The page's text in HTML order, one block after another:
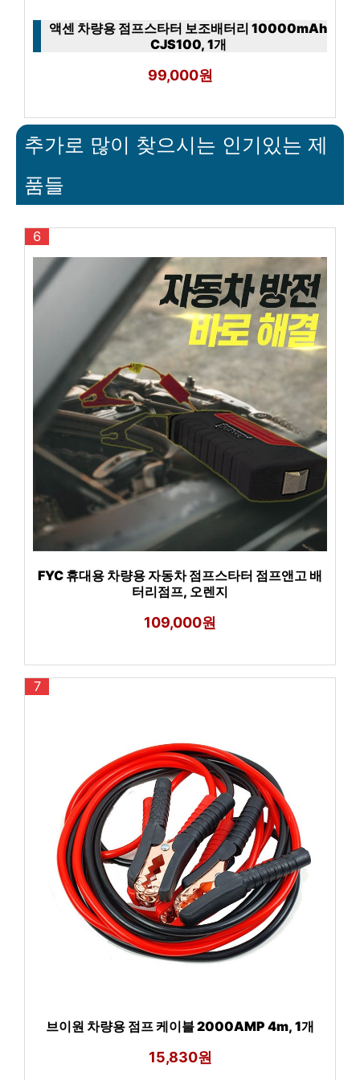
액센 차량용 점프스타터 보조배터리 10000mAh
CJS100, 1개
99,000원
추가로 많이 찾으시는 인기있는 제
품들
6
FYC 휴대용 차량용 자동차 점프스타터 점프앤고 배
터리점프, 오렌지
109,000원
7
브이원 차량용 점프 케이블 2000AMP 4m, 1개
15,830원